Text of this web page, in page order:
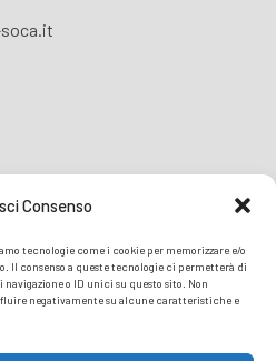
Consenso
tecnologie come i cookie per memorizzare e/o
Il consenso a queste tecnologie ci permetterà di
o ID unici su questo sito. Non
negativamente su alcune caratteristiche e